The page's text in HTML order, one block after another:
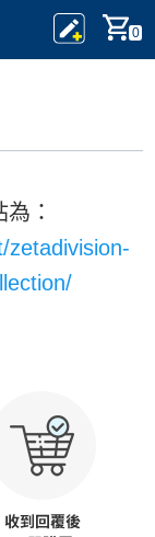
0
：
zetadivision-